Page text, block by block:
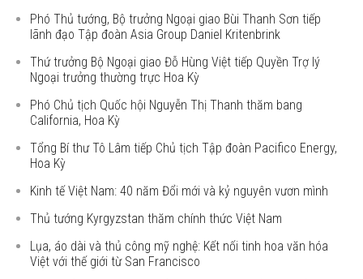
Phó Thủ tướng, Bộ trưởng Ngoại giao Bùi Thanh Sơn tiếp
lãnh đạo Tập đoàn Asia Group Daniel Kritenbrink
Thứ trưởng Bộ Ngoại giao Đỗ Hùng Việt tiếp Quyền Trợ lý
Ngoại trưởng thường trực Hoa Kỳ
Phó Chủ tịch Quốc hội Nguyễn Thị Thanh thăm bang
California, Hoa Kỳ
Tổng Bí thư Tô Lâm tiếp Chủ tịch Tập đoàn Pacifico Energy,
Hoa Kỳ
Kinh tế Việt Nam: 40 năm Đổi mới và kỷ nguyên vươn mình
Thủ tướng Kyrgyzstan thăm chính thức Việt Nam
Lụa, áo dài và thủ công mỹ nghệ: Kết nối tinh hoa văn hóa
Việt với thế giới từ San Francisco